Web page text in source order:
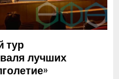
тур
лучших